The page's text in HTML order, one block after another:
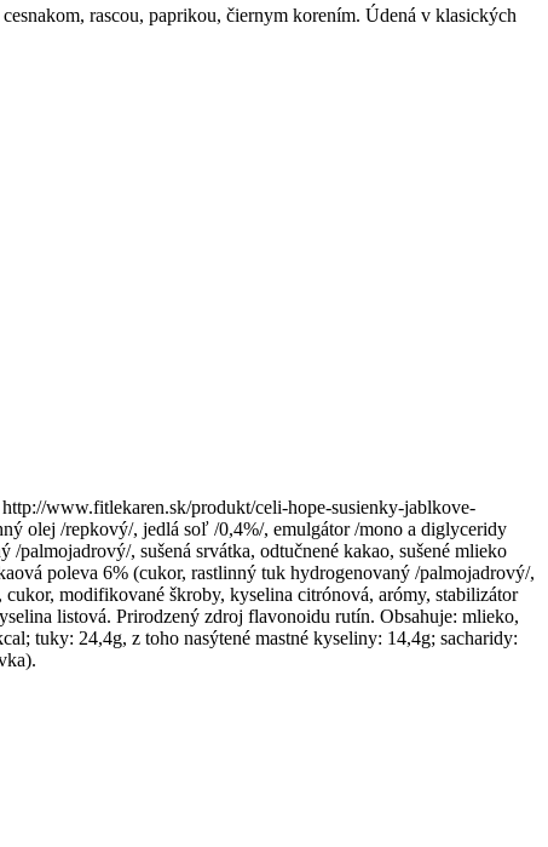
rascou, paprikou, čiernym korením. Údená v klasických
www.fitlekaren.sk/produkt/celi-hope-susienky-jablkove-
olej /repkový/, jedlá soľ /0,4%/, emulgátor /mono a diglyceridy
, sušená srvátka, odtučnené kakao, sušené mlieko
poleva 6% (cukor, rastlinný tuk hydrogenovaný /palmojadrový/,
modifikované škroby, kyselina citrónová, arómy, stabilizátor
listová. Prirodzený zdroj flavonoidu rutín. Obsahuje: mlieko,
tuky: 24,4g, z toho nasýtené mastné kyseliny: 14,4g; sacharidy: